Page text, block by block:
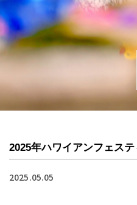
2025年ハワイアンフェス
2025.05.05